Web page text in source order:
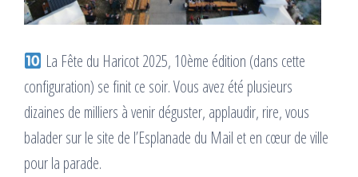
La Fête du Haricot 2025, 10ème édition (dans cette
configuration) se finit ce soir. Vous avez été plusieurs
dizaines de milliers à venir déguster, applaudir, rire, vous
balader sur le site de l’Esplanade du Mail et en cœur de ville
pour la parade.